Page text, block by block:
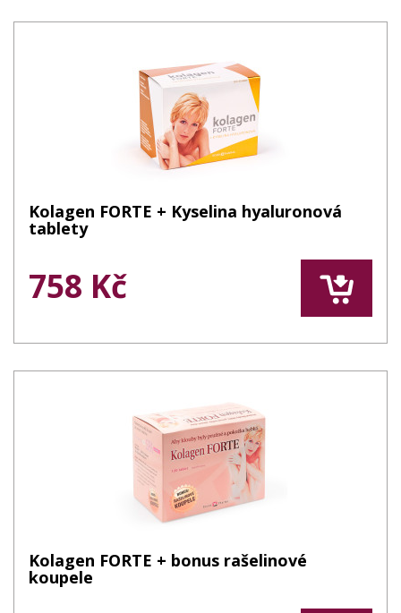
Kolagen FORTE + Kyselina hyaluronová
tablety
758 Kč
Kolagen FORTE + bonus rašelinové
koupele